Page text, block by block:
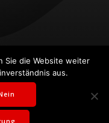
Sie die Website weiter
aus.